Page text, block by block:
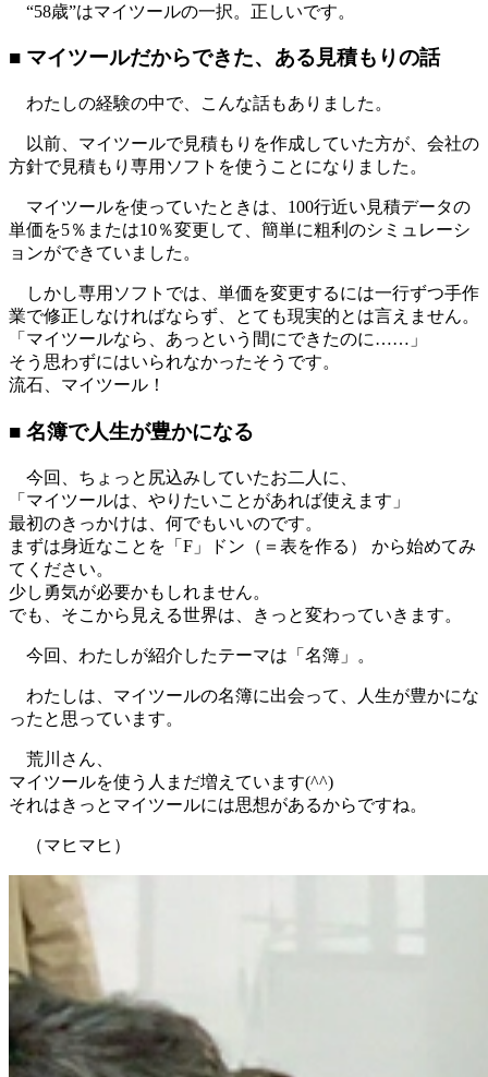
“58歳”はマイツールの一択。正しいです。
■ マイツールだからできた、ある見積もりの話
わたしの経験の中で、こんな話もありました。
以前、マイツールで見積もりを作成していた方が、会社の
方針で見積もり専用ソフトを使うことになりました。
マイツールを使っていたときは、100行近い見積データの
単価を5％または10％変更して、簡単に粗利のシミュレーシ
ョンができていました。
しかし専用ソフトでは、単価を変更するには一行ずつ手作
業で修正しなければならず、とても現実的とは言えません。
「マイツールなら、あっという間にできたのに……」
そう思わずにはいられなかったそうです。
流石、マイツール！
■ 名簿で人生が豊かになる
今回、ちょっと尻込みしていたお二人に、
「マイツールは、やりたいことがあれば使えます」
最初のきっかけは、何でもいいのです。
まずは身近なことを「F」ドン（＝表を作る） から始めてみ
てください。
少し勇気が必要かもしれません。
でも、そこから見える世界は、きっと変わっていきます。
今回、わたしが紹介したテーマは「名簿」。
わたしは、マイツールの名簿に出会って、人生が豊かにな
ったと思っています。
荒川さん、
マイツールを使う人まだ増えています(^^)
それはきっとマイツールには思想があるからですね。
（マヒマヒ）